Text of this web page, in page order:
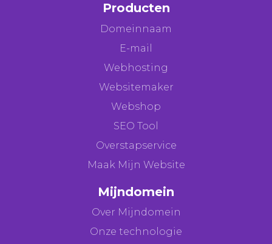
Producten
Domeinnaam
E-mail
Webhosting
Websitemaker
Webshop
SEO Tool
Overstapservice
Maak Mijn Website
Mijndomein
Over Mijndomein
Onze technologie